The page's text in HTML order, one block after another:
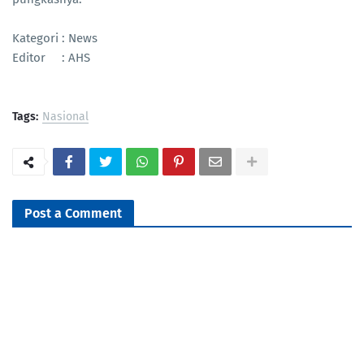
Kategori : News
Editor : AHS
Tags: Nasional
Post a Comment